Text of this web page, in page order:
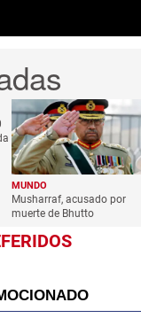
MUNDO
Musharraf, acusado por
muerte de Bhutto